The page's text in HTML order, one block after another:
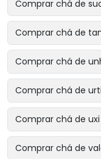
Comprar chá de
Comprar chá de
Comprar chá de
Comprar chá de
Comprar chá de
Comprar chá de